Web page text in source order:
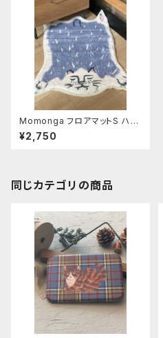
Momonga フロアマットS ハチ
ワレCat
¥2,750
同じカテゴリの商品